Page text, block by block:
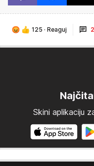
125 · Reaguj
Skini aplikaciju